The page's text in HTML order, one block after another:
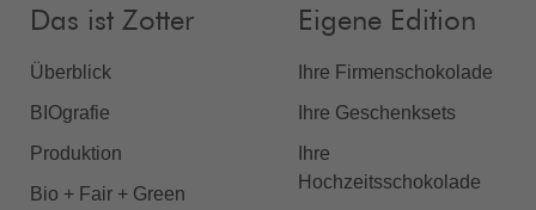
Das ist Zotter
Überblick
BIOgrafie
Produktion
Bio + Fair + Green
Eigene Edition
Ihre Firmenschokolade
Ihre Geschenksets
Ihre
Hochzeitsschokolade